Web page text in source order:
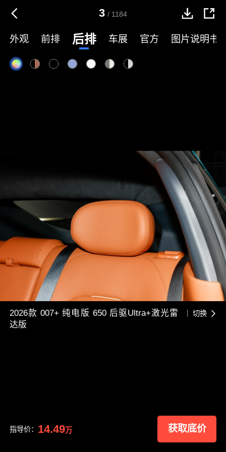
3 / 1184
外观 前排 后排 车展 官方 图片说明书
2026款 007+ 纯电版 650 后驱Ultra+激光雷
达版
切换
指导价： 14.49万 获取底价